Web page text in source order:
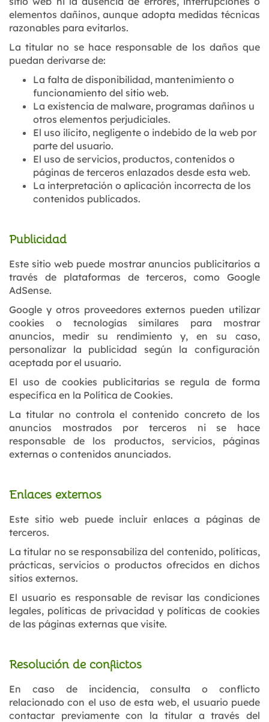
elementos dañinos, aunque adopta medidas técnicas
razonables para evitarlos.
La titular no se hace responsable de los daños que
puedan derivarse de:
La falta de disponibilidad, mantenimiento o
funcionamiento del sitio web.
La existencia de malware, programas dañinos u
otros elementos perjudiciales.
El uso ilícito, negligente o indebido de la web por
parte del usuario.
El uso de servicios, productos, contenidos o
páginas de terceros enlazados desde esta web.
La interpretación o aplicación incorrecta de los
contenidos publicados.
Publicidad
Este sitio web puede mostrar anuncios publicitarios a
través de plataformas de terceros, como Google
AdSense.
Google y otros proveedores externos pueden utilizar
cookies o tecnologías similares para mostrar
anuncios, medir su rendimiento y, en su caso,
personalizar la publicidad según la configuración
aceptada por el usuario.
El uso de cookies publicitarias se regula de forma
específica en la Política de Cookies.
La titular no controla el contenido concreto de los
anuncios mostrados por terceros ni se hace
responsable de los productos, servicios, páginas
externas o contenidos anunciados.
Enlaces externos
Este sitio web puede incluir enlaces a páginas de
terceros.
La titular no se responsabiliza del contenido, políticas,
prácticas, servicios o productos ofrecidos en dichos
sitios externos.
El usuario es responsable de revisar las condiciones
legales, políticas de privacidad y políticas de cookies
de las páginas externas que visite.
Resolución de conflictos
En caso de incidencia, consulta o conflicto
relacionado con el uso de esta web, el usuario puede
contactar previamente con la titular a través del